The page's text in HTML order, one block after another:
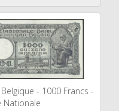
- 1000 Francs -
Nationale